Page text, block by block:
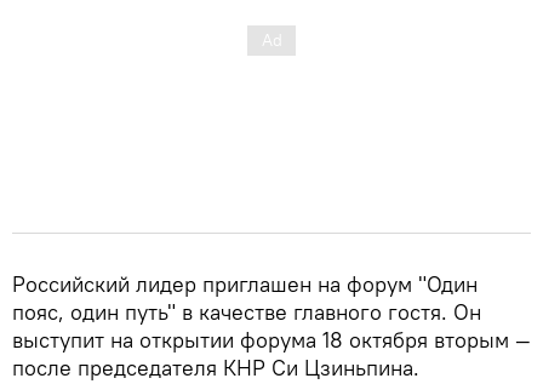
Российский лидер приглашен на форум "Один
пояс, один путь" в качестве главного гостя. Он
выступит на открытии форума 18 октября вторым —
после председателя КНР Си Цзиньпина.